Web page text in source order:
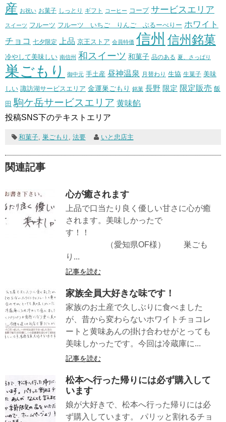
産 お祝い お菓子 しっとり ギフト コーヒー コープ サービスエリア
スイーツ フルーツ フルーツ いちご りんご ぶるーべりー ホワイト
チョコ 七夕限定 上品 京王ストア 会員特価 信州 信州銘菓
冷やして美味しい 南信州 和スイーツ 和菓子 品のある 夏、さっぱり
巣ごもり 御中元 手土産 昼神温泉 月替わり 生協 生菓子 美味
しい 諏訪湖サービスエリア 金運巣ごもり 銘菓 長野 限定 限定販売 飯
田 駒ケ岳サービスエリア 黄味餡
投稿SNS下のテキストエリア
和菓子, 巣ごもり 法要 いと忠店主
関連記事
心が癒されます
上品で口当たり良く優しい甘さに心が癒
されます。美味しかったで
す！！
（愛知県OF様） 巣ごも
り...
記事を読む
家族全員大好きな味です！
家族のお土産で久しぶりに食べました
が、昔から変わらないホワイトチョコレ
ートと黄味あんの掛け合わせがとっても
美味しかったです。今回は冷蔵庫に...
記事を読む
松本へ行った帰りには必ず購入して
います
娘が大好きで、松本へ行った帰りには必
ず購入しています。 パリッと割れるチョ